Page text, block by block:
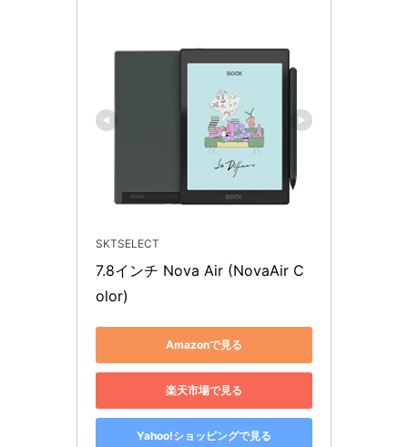
SKTSELECT
7.8インチ Nova Air (NovaAir C
olor)
Amazonで見る
楽天市場で見る
Yahoo!ショッピングで見る